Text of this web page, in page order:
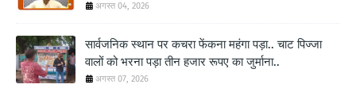
अगस्त 04, 2026
सार्वजनिक स्थान पर कचरा फेंकना महंगा पड़ा.. चाट पिज्जा
वालों को भरना पड़ा तीन हजार रूपए का जुर्माना..
अगस्त 07, 2026